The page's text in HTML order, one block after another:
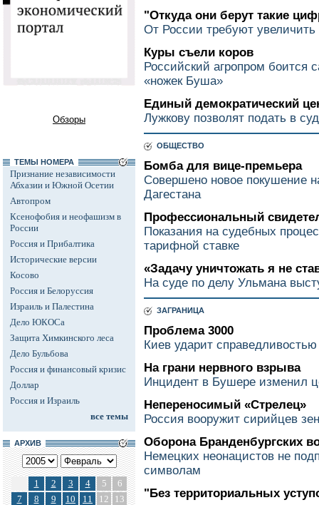
Обзоры
ТЕМЫ НОМЕРА
Признание независимости
Абхазии и Южной Осетии
Автопром
Ксенофобия и неофашизм в
России
Россия и Прибалтика
Исторические версии
Косово
Россия и Белоруссия
Израиль и Палестина
Дело ЮКОСа
Защита Химкинского леса
Дело Бульбова
Россия и финансовый кризис
Доллар
Россия и Израиль
все темы
АРХИВ
1 2 3 4 5
6
7
8 9 10 11 12
13
"Откуда они берут такие
От России требуют увеличить
Куры съели коров
Российский агропром боится
«ножек Буша»
Единый демократический
Лужкову позволят подать в
ОБЩЕСТВО
Бомба для вице-премьера
Совершено новое покушение
Дагестана
Профессиональный
Показания на судебных
тарифной ставке
«Задачу уничтожать я не
На суде по делу Ульмана
ЗАГРАНИЦА
Проблема 3000
Киев ударит
На грани нервного взрыва
Инцидент в Бушере изменил
Непереносимый «Стрелец»
Россия вооружит сирийцев
Оборона Бранденбургских
Немецких неонацистов не
символам
"Без территориальных